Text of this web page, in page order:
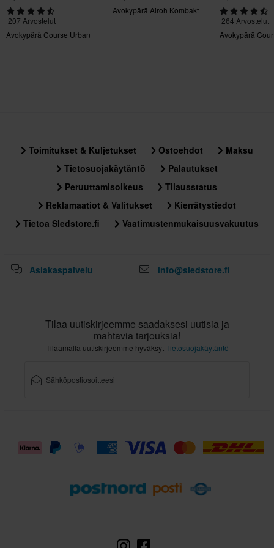
207 Arvostelut
Avokypärä Course Urban
Avokypärä Airoh Kombakt
264 Arvostelut
Avokypärä
Toimitukset & Kuljetukset Ostoehdot
Maksu
Tietosuojakäytäntö
Palautukset
Peruuttamisoikeus
Tilausstatus
Reklamaatiot & Valitukset
Kierrätystiedot
Tietoa Sledstore.fi
Vaatimustenmukaisuusvakuutus
Asiakaspalvelu info@sledstore.fi
Tilaa uutiskirjeemme saadaksesi uutisia ja
mahtavia tarjouksia!
Tilaamalla uutiskirjeemme hyväksytTietosuojakäytäntö